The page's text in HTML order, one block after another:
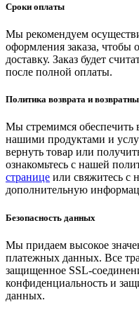
Сроки оплаты
Мы рекомендуем
оформления заказа, чтобы
доставку. Заказ будет
после полной оплаты.
Политика возврата и
Мы стремимся обеспечить
нашими продуктами и
вернуть товар или
ознакомьтесь с нашей
странице или свяжитесь с
дополнительную
Безопасность данных
Мы придаем высокое
платежных данных. Все
защищенное SSL-
конфиденциальность и
данных.